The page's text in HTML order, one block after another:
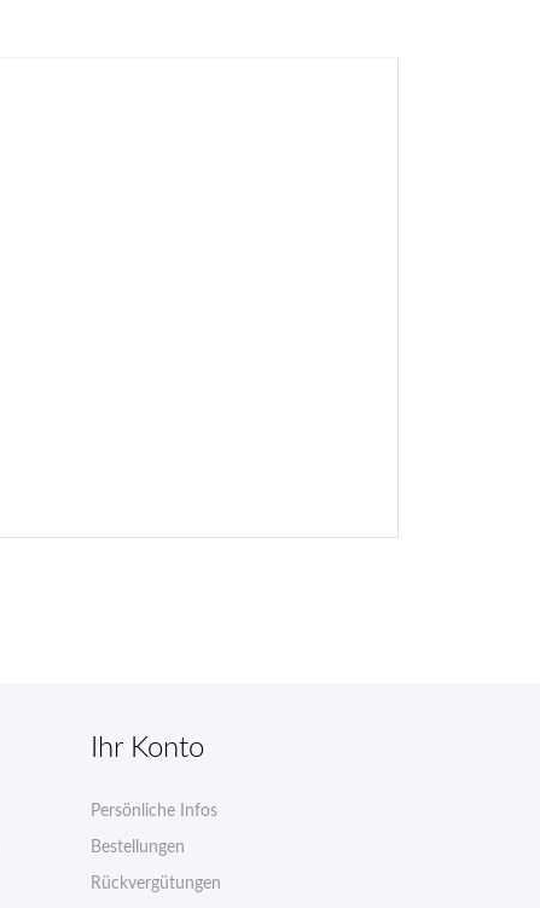
Ihr Konto
Persönliche Infos
Bestellungen
Rückvergütungen